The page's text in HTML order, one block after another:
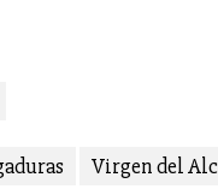
Virgen del